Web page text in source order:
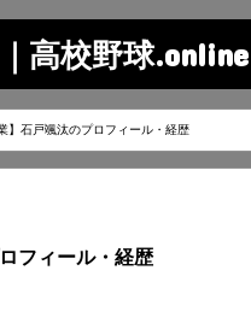
高校野球.online
】石戸颯汰のプロフィール・経歴
フィール・経歴